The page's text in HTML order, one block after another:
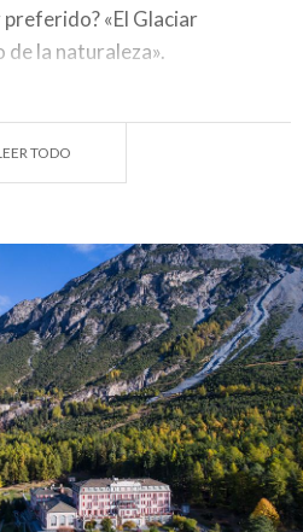
«El Glaciar
de la naturaleza».
además de Simone, hay un
primera persona.
, te gusta la fotografía y
en un
tu candidatura.
(para quien tenga
esEssepidrone -
TODO